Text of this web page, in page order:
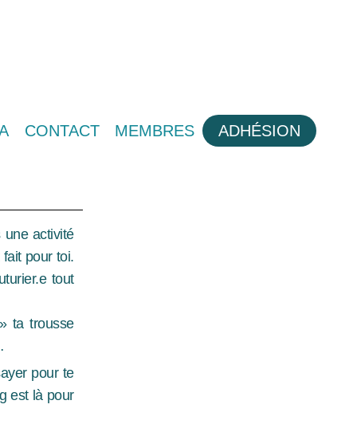
CONTACT MEMBRES ADHÉSION
une activité
pour toi.
tout
ta trousse
pour te
est là pour